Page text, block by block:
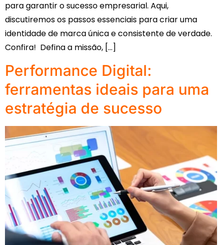
para garantir o sucesso empresarial. Aqui,
discutiremos os passos essenciais para criar uma
identidade de marca única e consistente de verdade.
Confira! Defina a missão, […]
Performance Digital:
ferramentas ideais para uma
estratégia de sucesso